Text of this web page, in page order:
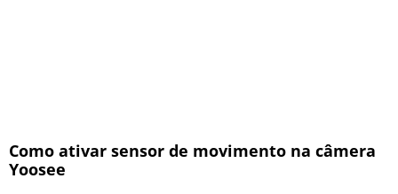
Como ativar sensor de movimento na câmera
Yoosee